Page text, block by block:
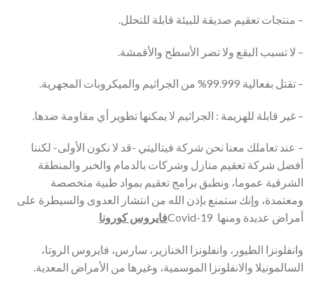
– منتجات تعقيم صديقة للبيئة قابلة للتحلل.
– لا تسبب البقع ولا تضر الأسطح والأقمشة.
– تقتل بفعالية 99.999% من الجراثيم والميكروبات المجهرية.
– غير قابلة للهزيمة : الجراثيم لا يمكنها تطوير أي مقاومة ضدها.
– عند تعاملك معنا نحن شركة فيتاليتي -قد لا نكون الأولى- لكننا
أفضل شركة تعقيم منازل وشركات بالدمام والخبر والمنطقة
الشرقية عموما، ونطبق برامج تعقيم بمواد طبية متخصصة
ومعتمدة، وإنك ستمنع بإذن الله من انتشار العدوى والسيطرة على
أمراض عديدة ومنها Covid-19
فايروس كورونا
وانفلونزا الطيور، وانفلونزا الخنازير، سارس، فايروس الروتا،
السالمونيلا والانفلونزا الموسمية، وغيرها من الأمراض المعدية.